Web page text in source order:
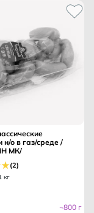
н/о в газ/среде /
МК/
(2)
кг
~800 г